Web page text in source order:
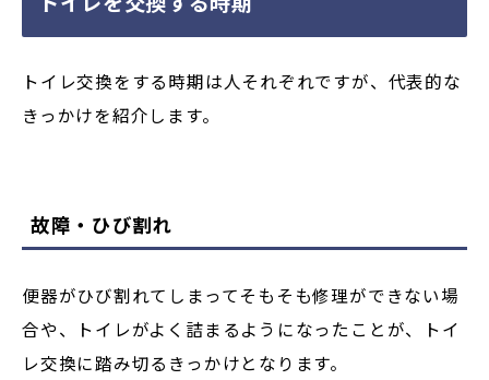
トイレ交換をする時期は人それぞれですが、代表的な
きっかけを紹介します。
故障・ひび割れ
便器がひび割れてしまってそもそも修理ができない場
合や、トイレがよく詰まるようになったことが、トイ
レ交換に踏み切るきっかけとなります。